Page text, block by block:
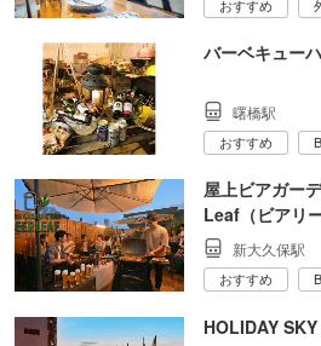
おすすめ
バーベキュー
曙橋駅
おすすめ
屋上ビアガー
Leaf（ビアリ
新大久保駅
おすすめ
HOLIDAY